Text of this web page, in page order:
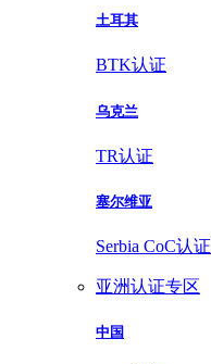
土耳其
BTK认证
乌克兰
TR认证
塞尔维亚
Serbia CoC认证
亚洲认证专区
中国